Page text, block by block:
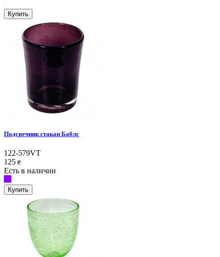
Купить
Подсвечник стакан Баблс
122-579VT
125 ₴
Есть в наличии
Купить